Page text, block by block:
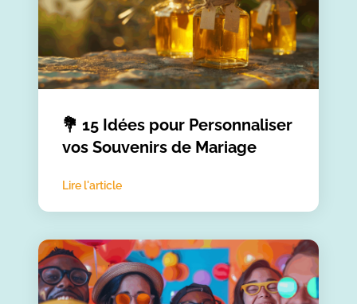
💐 15 Idées pour Personnaliser
vos Souvenirs de Mariage
Lire l'article